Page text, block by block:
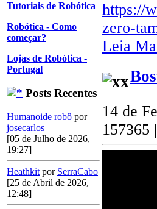
Tutoriais de Robótica
Robótica - Como
começar?
Lojas de Robótica -
Portugal
Posts Recentes
Humanoide robô por
josecarlos
[05 de Julho de 2026,
19:27]
Heathkit por SerraCabo
[25 de Abril de 2026,
12:48]
https://
zero-
Leia
14 de
157365